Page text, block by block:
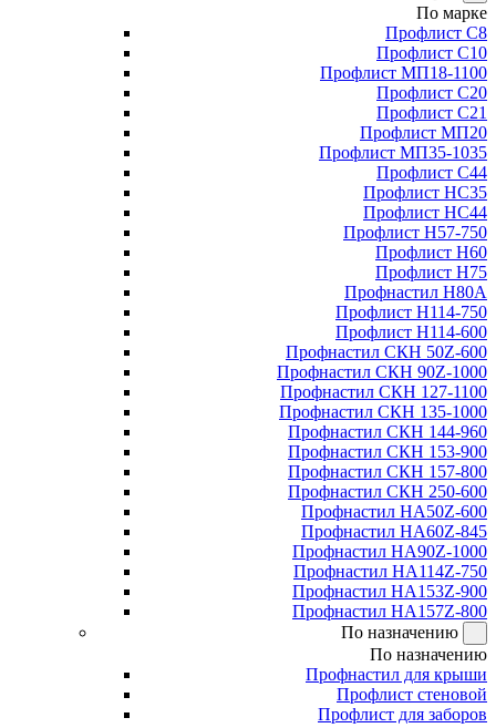
По марке
Профлист С8
Профлист С10
Профлист МП18-1100
Профлист С20
Профлист С21
Профлист МП20
Профлист МП35-1035
Профлист С44
Профлист НС35
Профлист НС44
Профлист Н57-750
Профлист Н60
Профлист Н75
Профнастил Н80А
Профлист Н114-750
Профлист Н114-600
Профнастил СКН 50Z-600
Профнастил СКН 90Z-1000
Профнастил СКН 127-1100
Профнастил СКН 135-1000
Профнастил СКН 144-960
Профнастил СКН 153-900
Профнастил СКН 157-800
Профнастил СКН 250-600
Профнастил НА50Z-600
Профнастил НА60Z-845
Профнастил НА90Z-1000
Профнастил НА114Z-750
Профнастил НА153Z-900
Профнастил НА157Z-800
По назначению
По назначению
Профнастил для крыши
Профлист стеновой
Профлист для заборов